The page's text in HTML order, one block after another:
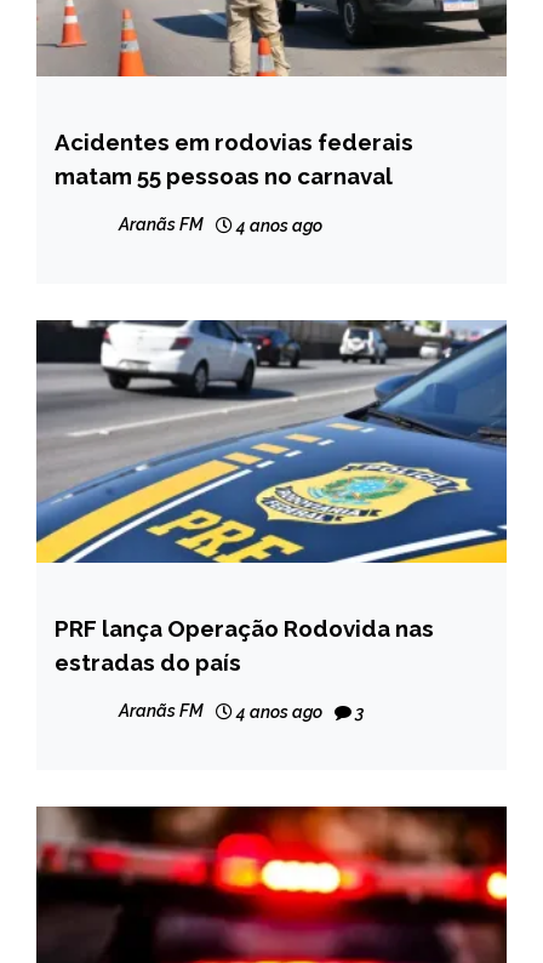
BRASIL
NOTÍCIAS
Acidentes em rodovias federais
matam 55 pessoas no carnaval
Aranãs FM 4 anos ago
BRASIL
NOTÍCIAS
PRF lança Operação Rodovida nas
estradas do país
Aranãs FM 4 anos ago 3